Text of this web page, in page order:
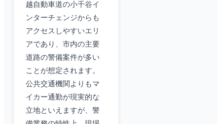
越自動車道の小千谷イ
ンターチェンジからも
アクセスしやすいエリ
アであり、市内の主要
道路の警備案件が多い
ことが想定されます。
公共交通機関よりもマ
イカー通勤が現実的な
立地といえますが、警